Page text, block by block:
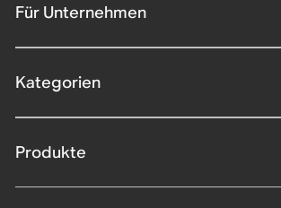
Für Unternehmen
Kategorien
Produkte